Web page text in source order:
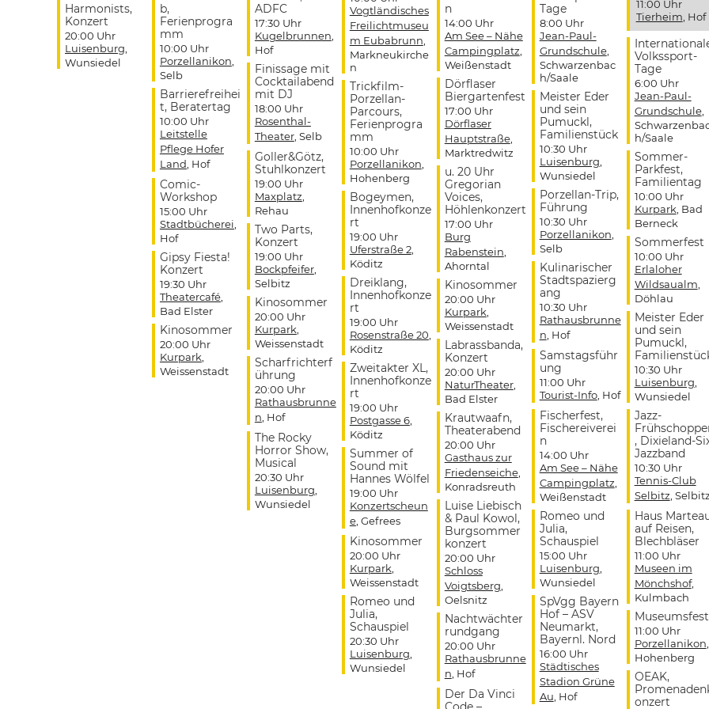
Harmonists,
Konzert
20:00 Uhr
Luisenburg
Wunsiedel
b,
Ferienprogra
mm
10:00 Uhr
Porzellanikon
Selb
Barrierefreihei
t, Beratertag
10:00 Uhr
Leitstelle
Pflege Hofer
Land , Hof
Comic-
Workshop
15:00 Uhr
Stadtbücherei
Hof
Gipsy Fiesta!
Konzert
19:30 Uhr
Theatercafé,
Bad Elster
Kinosommer
20:00 Uhr
Kurpark
Weissenstadt
ADFC
17:30 Uhr
Kugelbrunnen
Hof
Finissage mit
Cocktailabend
mit DJ
18:00 Uhr
Rosenthal-
Theater, Selb
Goller&Götz,
Stuhlkonzert
19:00 Uhr
Maxplatz
Rehau
Two Parts,
Konzert
19:00 Uhr
Bockpfeifer,
Selbitz
Kinosommer
20:00 Uhr
Kurpark
Weissenstadt
Scharfrichterf
ührung
20:00 Uhr
Rathausbrunne
n , Hof
The Rocky
Horror Show,
Musical
20:30 Uhr
Luisenburg
Wunsiedel
Vogtländisches
Freilichtmuseu
m Eubabrunn
Markneukirche
n
Trickfilm-
Porzellan-
Parcours,
Ferienprogra
mm
10:00 Uhr
Porzellanikon
Hohenberg
Bogeymen,
Innenhofkonze
rt
19:00 Uhr
Uferstraße 2,
Köditz
Dreiklang,
Innenhofkonze
rt
19:00 Uhr
Rosenstraße 20
Köditz
Zweitakter XL,
Innenhofkonze
rt
19:00 Uhr
Postgasse 6,
Köditz
Summer of
Sound mit
Hannes Wölfel
19:00 Uhr
Konzertscheun
e, Gefrees
Kinosommer
20:00 Uhr
Kurpark
Weissenstadt
Romeo und
Julia,
Schauspiel
20:30 Uhr
Luisenburg
Wunsiedel
n
14:00 Uhr
Am See – Nähe
Campingplatz
Weißenstadt
Dörflaser
Biergartenfest
17:00 Uhr
Dörflaser
Hauptstraße,
Marktredwitz
u. 20 Uhr
Gregorian
Voices,
Höhlenkonzert
17:00 Uhr
Burg
Rabenstein
Ahorntal
Kinosommer
20:00 Uhr
Kurpark
Weissenstadt
Labrassbanda,
Konzert
20:00 Uhr
NaturTheater,
Bad Elster
Krautwaafn,
Theaterabend
20:00 Uhr
Gasthaus zur
Friedenseiche,
Konradsreuth
Luise Liebisch
& Paul Kowol,
Burgsommer
konzert
20:00 Uhr
Schloss
Voigtsberg
Oelsnitz
Nachtwächter
rundgang
20:00 Uhr
Rathausbrunne
n , Hof
Der Da Vinci
Tage
8:00 Uhr
Jean-Paul-
Grundschule,
Schwarzenbac
h/Saale
Meister Eder
und sein
Pumuckl,
Familienstück
10:30 Uhr
Luisenburg
Wunsiedel
Porzellan-Trip,
Führung
10:30 Uhr
Porzellanikon
Selb
Kulinarischer
Stadtspazierg
ang
10:30 Uhr
Rathausbrunne
n , Hof
Samstagsführ
ung
11:00 Uhr
Tourist-Info, Hof
Fischerfest,
Fischereiverei
n
14:00 Uhr
Am See – Nähe
Campingplatz
Weißenstadt
Romeo und
Julia,
Schauspiel
15:00 Uhr
Luisenburg
Wunsiedel
SpVgg Bayern
Hof – ASV
Neumarkt,
Bayernl. Nord
16:00 Uhr
Städtisches
Stadion Grüne
Au , Hof
11:00 Uhr
Tierheim , Hof
Volkssport-
Tage
6:00 Uhr
Jean-Paul-
Grundschule,
h/Saale
Sommer-
Parkfest,
Familientag
10:00 Uhr
Kurpark , Bad
Berneck
Sommerfest
10:00 Uhr
Erlaloher
Wildsaualm
Döhlau
Meister Eder
und sein
Pumuckl,
10:30 Uhr
Luisenburg
Wunsiedel
Jazz-
, Dixieland-
Jazzband
10:30 Uhr
Tennis-Club
Selbitz ,
Haus
auf Reisen,
Blechbläser
11:00 Uhr
Museen im
Mönchshof,
Kulmbach
Museumsfest
11:00 Uhr
Porzellanikon
Hohenberg
OEAK,
onzert